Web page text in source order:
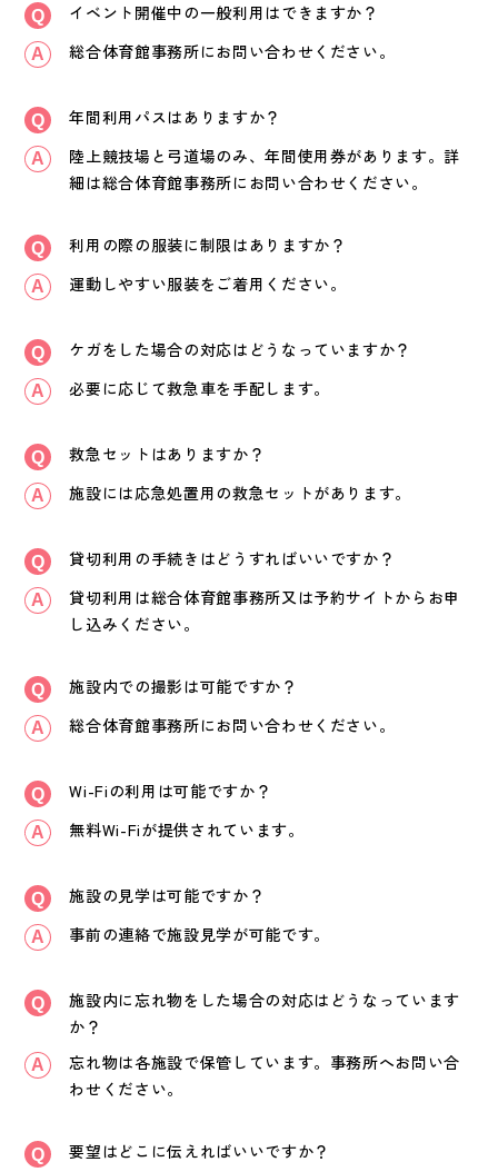
イベント開催中の一般利用はできますか？
総合体育館事務所にお問い合わせください。
年間利用パスはありますか？
陸上競技場と弓道場のみ、年間使用券があります。詳
細は総合体育館事務所にお問い合わせください。
利用の際の服装に制限はありますか？
運動しやすい服装をご着用ください。
ケガをした場合の対応はどうなっていますか？
必要に応じて救急車を手配します。
救急セットはありますか？
施設には応急処置用の救急セットがあります。
貸切利用の手続きはどうすればいいですか？
貸切利用は総合体育館事務所又は予約サイトからお申
し込みください。
施設内での撮影は可能ですか？
総合体育館事務所にお問い合わせください。
Wi-Fiの利用は可能ですか？
無料Wi-Fiが提供されています。
施設の見学は可能ですか？
事前の連絡で施設見学が可能です。
施設内に忘れ物をした場合の対応はどうなっています
か？
忘れ物は各施設で保管しています。事務所へお問い合
わせください。
要望はどこに伝えればいいですか？